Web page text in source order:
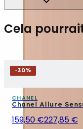
Cela
-30%
CHANEL
Chanel Allure
159,50 €227,85 €